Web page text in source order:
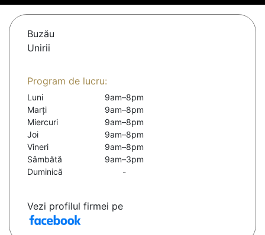
Buzău
Unirii
Program de lucru:
Luni
9am–8pm
Marți
9am–8pm
Miercuri
9am–8pm
Joi
9am–8pm
Vineri
9am–8pm
Sâmbătă
9am–3pm
Duminică
-
Vezi profilul firmei pe